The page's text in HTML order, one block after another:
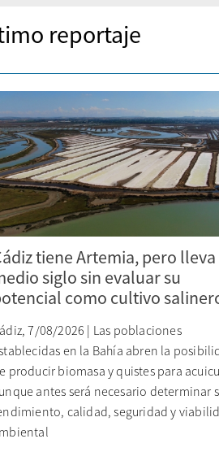
reportaje
tiene Artemia, pero lleva
siglo sin evaluar su
como cultivo
7/08/2026 | Las poblaciones
en la Bahía abren la
producir biomasa y quistes para
antes será necesario determinar
calidad, seguridad y